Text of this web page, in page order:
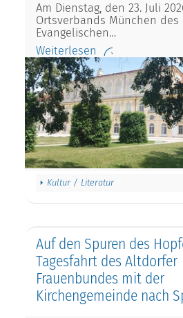
Am Dienstag, den 23. Juli
Ortsverbands München des
Evangelischen…
Weiterlesen
Kultur / Literatur
Auf den Spuren des
Tagesfahrt des Altdorfer
Frauenbundes mit der
Kirchengemeinde nach